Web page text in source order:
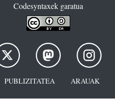
Codesyntaxek garatua
PUBLIZITATEA ARAUAK